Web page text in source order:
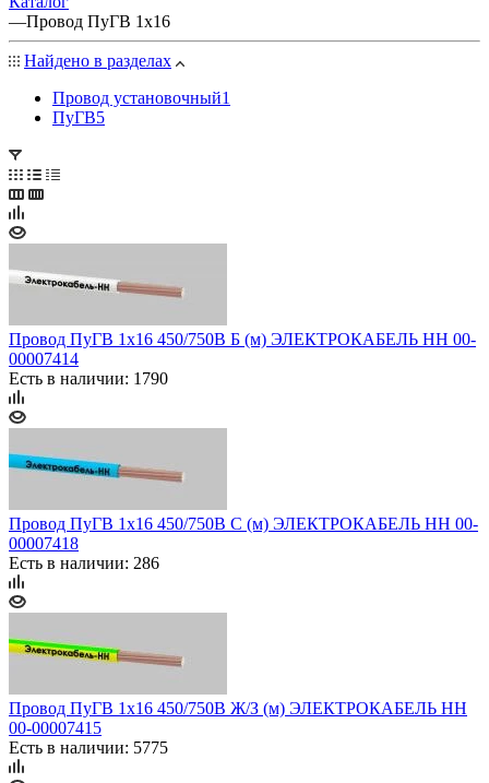
—Провод ПуГВ 1х16
Найдено в разделах
Провод установочный1
ПуГВ5
Провод ПуГВ 1х16 450/750В Б (м) ЭЛЕКТРОКАБЕЛЬ НН 00-
00007414
Есть в наличии: 1790
Провод ПуГВ 1х16 450/750В С (м) ЭЛЕКТРОКАБЕЛЬ НН 00-
00007418
Есть в наличии: 286
Провод ПуГВ 1х16 450/750В Ж/З (м) ЭЛЕКТРОКАБЕЛЬ НН
00-00007415
Есть в наличии: 5775